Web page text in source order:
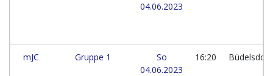
04.06.2023
mJC Gruppe 1
So
04.06.2023
16:20